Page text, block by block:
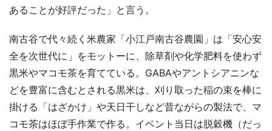
あることが好評だった」と言う。
南古谷で代々続く米農家「小江戸南古谷農園」は「安心安
全を次世代に」をモットーに、除草剤や化学肥料を使わず
黒米やマコモ茶を育てている。GABAやアントシアニンな
どを豊富に含むとされる黒米は、刈り取った稲の束を棒に
掛ける「はざかけ」や天日干しなど昔ながらの製法で、マ
コモ茶はほぼ手作業で作る。イベント当日は脱穀機（だっ